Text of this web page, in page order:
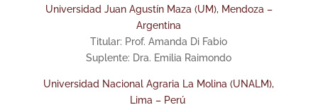
Universidad Juan Agustín Maza (UM), Mendoza –
Argentina
Titular: Prof. Amanda Di Fabio
Suplente: Dra. Emilia Raimondo
Universidad Nacional Agraria La Molina (UNALM),
Lima – Perú